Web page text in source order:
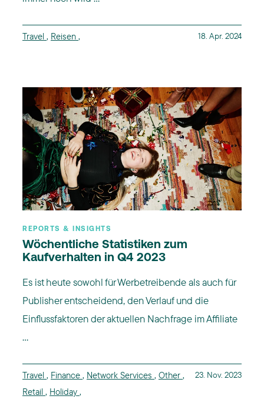
Travel , Reisen , 18. Apr. 2024
REPORTS & INSIGHTS
Wöchentliche Statistiken zum
Kaufverhalten in Q4 2023
Es ist heute sowohl für Werbetreibende als auch für
Publisher entscheidend, den Verlauf und die
Einflussfaktoren der aktuellen Nachfrage im Affiliate
...
Travel , Finance , Network Services , Other ,
Retail , Holiday ,
23. Nov. 2023